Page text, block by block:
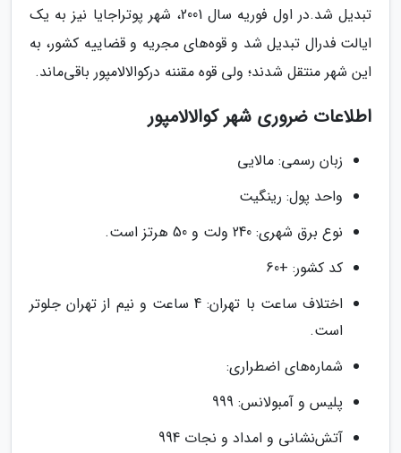
تبدیل شد.در اول فوریه سال 2001، شهر پوتراجایا نیز به یک
ایالت فدرال تبدیل شد و قوه‌های مجریه و قضاییه کشور، به
این شهر منتقل شدند؛ ولی قوه مقننه درکوالالامپور باقی‌ماند.
اطلاعات ضروری شهر کوالالامپور
زبان رسمی: مالایی
واحد پول: رینگیت
نوع برق شهری: 240 ولت و 50 هرتز است.
کد کشور: +60
اختلاف ساعت با تهران: 4 ساعت و نیم از تهران جلوتر
است.
شماره‌های اضطراری:
پلیس و آمبولانس: 999
آتش‌نشانی و امداد و نجات 994